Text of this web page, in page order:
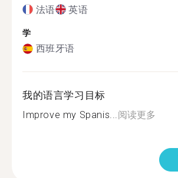
法语 英语
学
西班牙语
我的语言学习目标
Improve my Spanis...阅读更多